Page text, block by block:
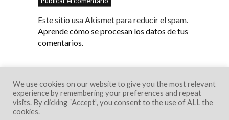
Este sitio usa Akismet para reducir el spam.
Aprende cómo se procesan los datos de tus
comentarios.
We use cookies on our website to give you the most relevant
experience by remembering your preferences and repeat
visits. By clicking “Accept”, you consent to the use of ALL the
cookies.